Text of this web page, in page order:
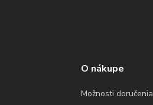
O nákupe
Možnosti doručenia